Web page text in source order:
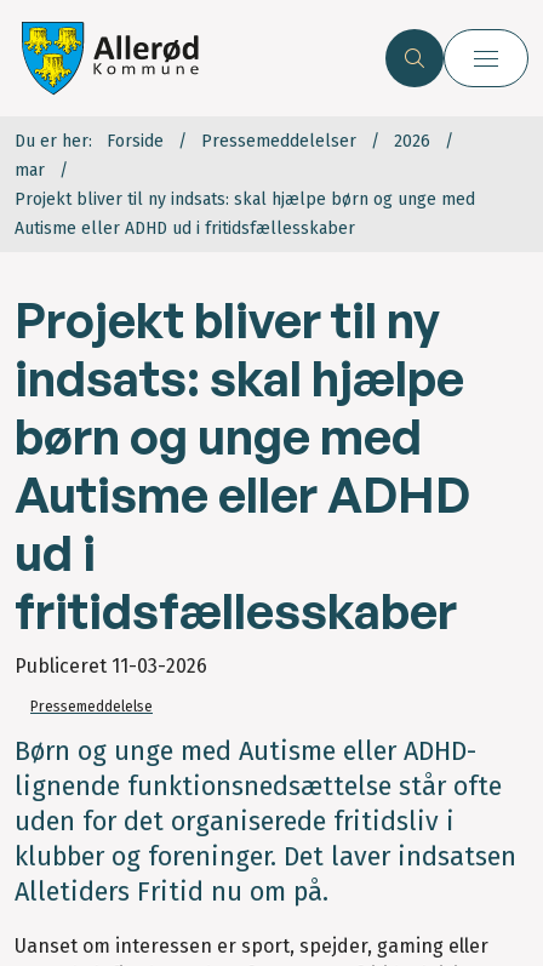
Du er her: Forside Pressemeddelelser
2026
mar
Projekt bliver til ny indsats: skal hjælpe børn og unge med
Autisme eller ADHD ud i fritidsfællesskaber
Projekt bliver til ny
indsats: skal hjælpe
børn og unge med
Autisme eller ADHD
ud i
fritidsfællesskaber
Publiceret 11-03-2026
Pressemeddelelse
Børn og unge med Autisme eller ADHD-
lignende funktionsnedsættelse står ofte
uden for det organiserede fritidsliv i
klubber og foreninger. Det laver indsatsen
Alletiders Fritid nu om på.
Uanset om interessen er sport, spejder, gaming eller